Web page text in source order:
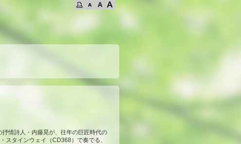
情詩人・内藤晃が、往年の巨匠時代の
スタインウェイ（CD368）で奏でる、